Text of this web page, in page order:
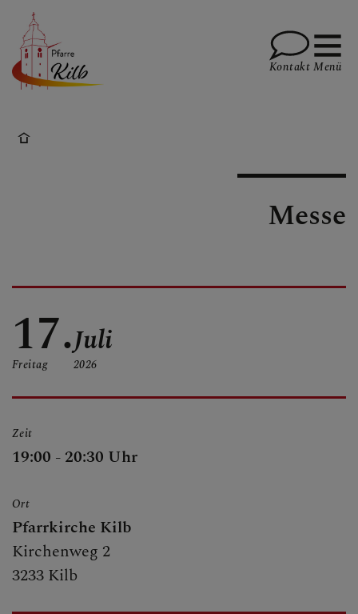
BERICHTE
SAKRAMENTE
FRAGEN
Kontakt Menü
Messe
17.
Freitag
Juli
2026
Zeit
19:00 - 20:30 Uhr
Ort
Pfarrkirche Kilb
Kirchenweg 2
3233 Kilb